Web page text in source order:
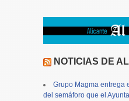
NOTICIAS DE
Grupo Magma entrega
del semáforo que el